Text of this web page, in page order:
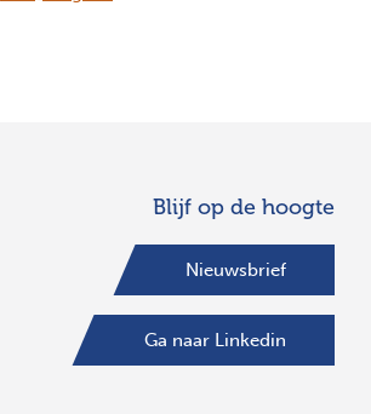
Blijf op de hoogte
Nieuwsbrief
Ga naar Linkedin